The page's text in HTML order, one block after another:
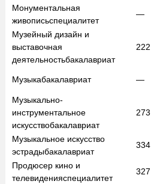
Монументальная
живописьспециалитет
—
Музейный дизайн и
выставочная
деятельностьбакалавриат
222
Музыкабакалавриат —
Музыкально-
инструментальное
искусствобакалавриат
273
Музыкальное искусство
эстрадыбакалавриат
334
Продюсер кино и
телевиденияспециалитет
327